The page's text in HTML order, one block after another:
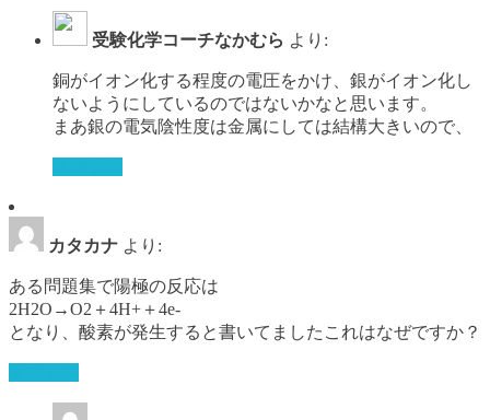
受験化学コーチなかむら より:
銅がイオン化する程度の電圧をかけ、銀がイオン化し
ないようにしているのではないかなと思います。
まあ銀の電気陰性度は金属にしては結構大きいので、
カタカナ より:
ある問題集で陽極の反応は
2H2O→O2＋4H+＋4e-
となり、酸素が発生すると書いてましたこれはなぜですか？